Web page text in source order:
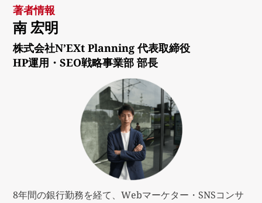
著者情報
南 宏明
株式会社N’EXt Planning 代表取締役
HP運用・SEO戦略事業部 部長
8年間の銀行勤務を経て、Webマーケター・SNSコンサ